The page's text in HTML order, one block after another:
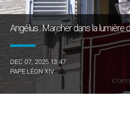
Angélus : Marcher dans la lumière
DEC 07, 2025 13:47
PAPE LÉON XIV